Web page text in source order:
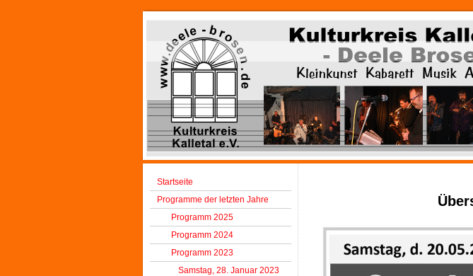
Startseite
Programme der letzten Jahre
Programm 2025
Programm 2024
Programm 2023
Samstag, 28. Januar 2023